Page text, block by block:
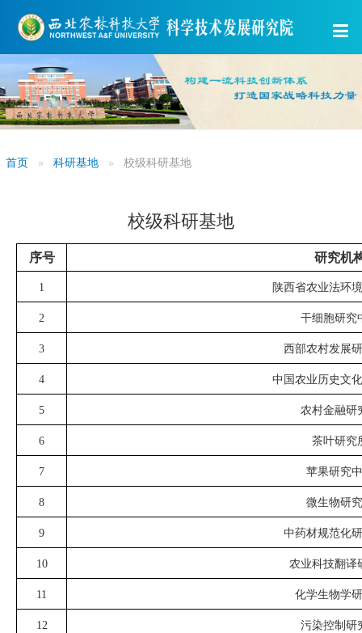
首页 科研基地 校级科研基地
校级科研基地
序号 研究机
1 陕西省农业法环
2 干细胞研究
3 西部农村发展
4 中国农业历史文
5 农村金融研
6 茶叶研究
7 苹果研究
8 微生物研
9 中药材规范化
10 农业科技翻译
11 化学生物学
12 污染控制研